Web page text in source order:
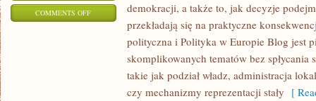
COMMENTS OFFON
SPOŁECZEŃSTWO
OBYWATELSKIE
demokracji, a także to, jak decyzje
przekładają się na praktyczne
polityczna i Polityka w Europie Blog jest
skomplikowanych tematów bez spłycania
takie jak podział władz, administracja
czy mechanizmy reprezentacji stały [